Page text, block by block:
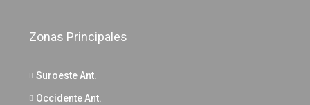
Zonas Principales
Suroeste Ant.
Occidente Ant.